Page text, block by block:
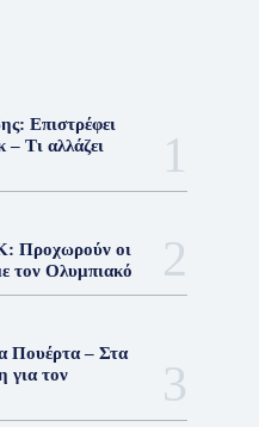
Επιστρέφει
– Τι αλλάζει
Προχωρούν οι
τον Ολυμπιακό
Πουέρτα – Στα
για τον